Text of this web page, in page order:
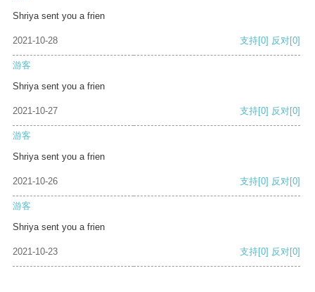
Shriya sent you a frien
2021-10-28 支持[0] 反对[0]
游客
Shriya sent you a frien
2021-10-27 支持[0] 反对[0]
游客
Shriya sent you a frien
2021-10-26 支持[0] 反对[0]
游客
Shriya sent you a frien
2021-10-23 支持[0] 反对[0]